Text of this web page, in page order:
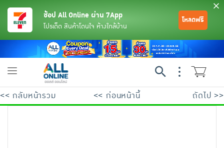
ช้อป All Online ผ่าน 7App
โปรเด็ด สินค้าโดนใจ ห้างใกล้บ้าน
โหลดฟรี
Toggle
<< กลับหน้ารวม << ก่อนหน้านี้ ถัดไป >>